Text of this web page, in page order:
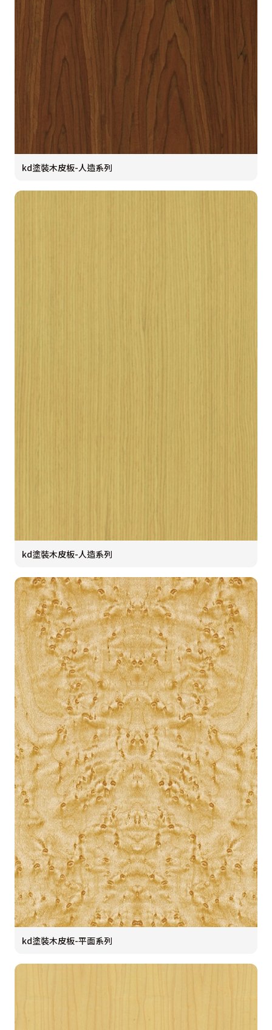
kd塗裝木皮板-人造系列
kd塗裝木皮板-人造系列
kd塗裝木皮板-平面系列